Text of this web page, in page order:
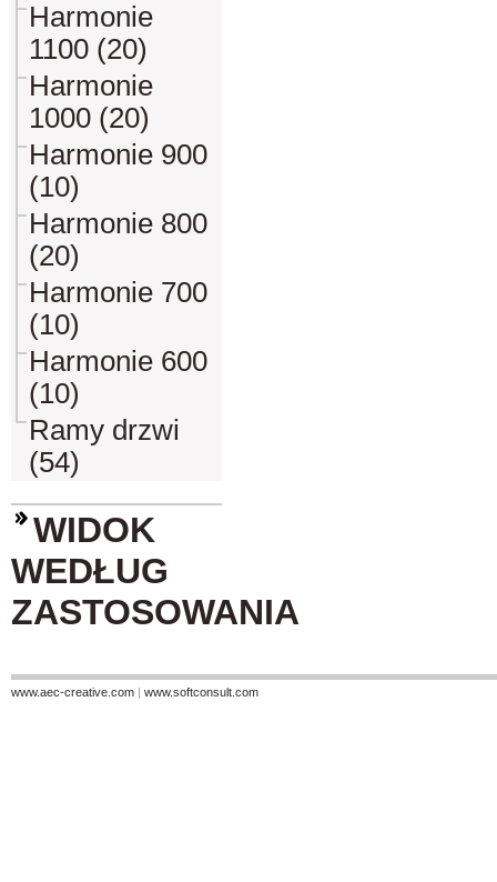
Harmonie
1100 (20)
Harmonie
1000 (20)
Harmonie 900
(10)
Harmonie 800
(20)
Harmonie 700
(10)
Harmonie 600
(10)
Ramy drzwi
(54)
WIDOK
WEDŁUG
ZASTOSOWANIA
www.aec-creative.com | www.softconsult.com